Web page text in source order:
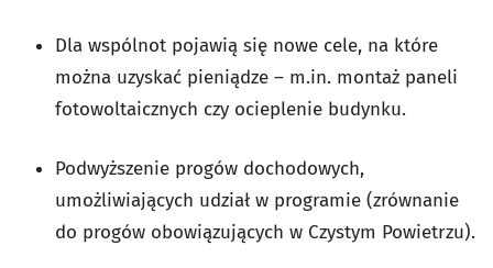
Dla wspólnot pojawią się nowe cele, na które
można uzyskać pieniądze – m.in. montaż paneli
fotowoltaicznych czy ocieplenie budynku.
Podwyższenie progów dochodowych,
umożliwiających udział w programie (zrównanie
do progów obowiązujących w Czystym Powietrzu).